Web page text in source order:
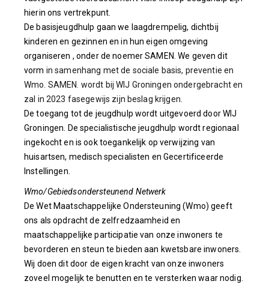
hierin ons vertrekpunt.
De basisjeugdhulp gaan we laagdrempelig, dichtbij
kinderen en gezinnen en in hun eigen omgeving
organiseren , onder de noemer SAMEN. We geven dit
vorm in samenhang met de sociale basis, preventie en
Wmo. SAMEN. wordt bij WIJ Groningen ondergebrachten
zal in 2023 fasegewijs zijn beslag krijgen.
De toegang tot de jeugdhulp wordt uitgevoerd door WIJ
Groningen. De specialistische jeugdhulp wordt regionaal
ingekocht en is ook toegankelijk op verwijzing van
huisartsen, medisch specialisten en Gecertificeerde
Instellingen.
Wmo/Gebiedsondersteunend Netwerk
De Wet Maatschappelijke Ondersteuning (Wmo) geeft
ons als opdracht de zelfredzaamheid en
maatschappelijke participatie van onze inwoners te
bevorderen en steun te bieden aan kwetsbare inwoners.
Wij doen dit door de eigen kracht van onze inwoners
zoveel mogelijk te benutten en te versterken waar nodig.